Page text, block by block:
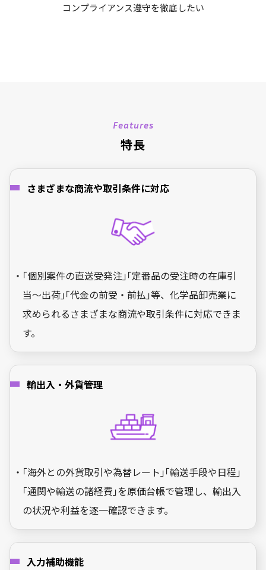
コンプライアンス遵守を徹底したい
Features
特長
さまざまな商流や取引条件に対応
・｢個別案件の直送受発注｣｢定番品の受注時の在庫引
当～出荷｣｢代金の前受・前払｣等、化学品卸売業に
求められるさまざまな商流や取引条件に対応できま
す。
輸出入・外貨管理
・｢海外との外貨取引や為替レート｣｢輸送手段や日程｣
｢通関や輸送の諸経費｣を原価台帳で管理し、輸出入
の状況や利益を逐一確認できます。
入力補助機能